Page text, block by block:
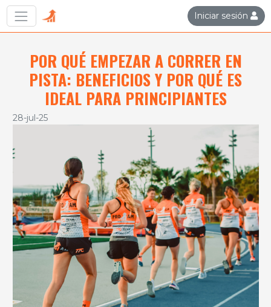
Iniciar sesión
POR QUÉ EMPEZAR A CORRER EN
PISTA: BENEFICIOS Y POR QUÉ ES
IDEAL PARA PRINCIPIANTES
28-jul-25